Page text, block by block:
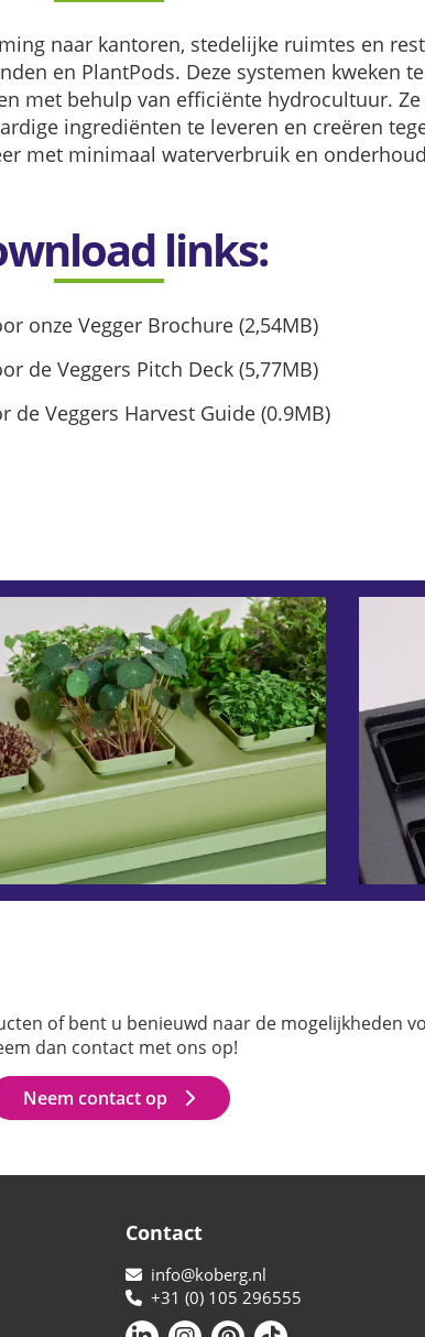
naar kantoren, stedelijke ruimtes en
en PlantPods. Deze systemen kweken
met behulp van efficiënte hydrocultuur.
ingrediënten te leveren en creëren
met minimaal waterverbruik en
links:
onze Vegger Brochure (2,54MB)
de Veggers Pitch Deck (5,77MB)
de Veggers Harvest Guide (0.9MB)
of bent u benieuwd naar de mogelijkheden
dan contact met ons op!
Neem contact op
Contact
info@koberg.nl
+31 (0) 105 296555